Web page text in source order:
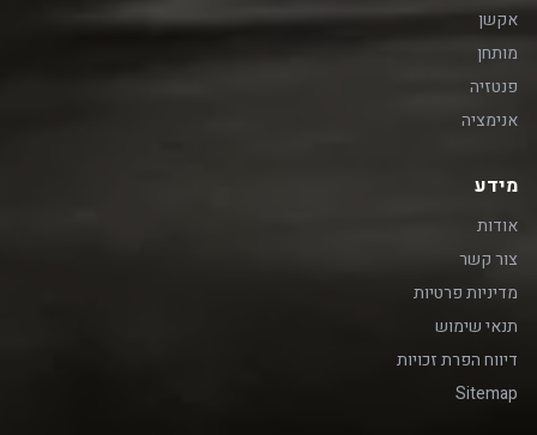
אקשן
מותחן
פנטזיה
אנימציה
מידע
אודות
צור קשר
מדיניות פרטיות
תנאי שימוש
דיווח הפרת זכויות
Sitemap